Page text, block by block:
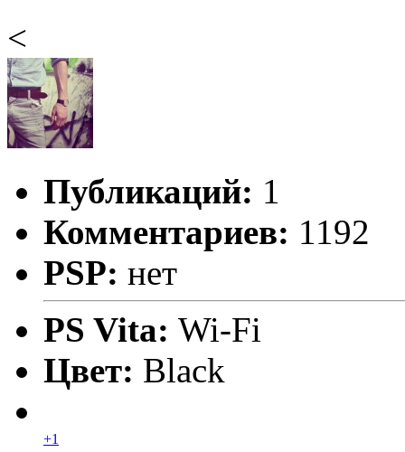
<
Публикаций: 1
Комментариев: 1192
PSP: нет
PS Vita: Wi-Fi
Цвет: Black
+1